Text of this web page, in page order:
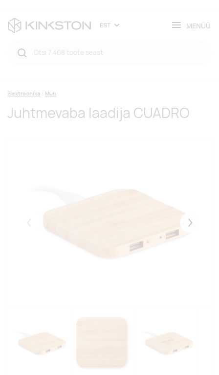
EST MENÜÜ
Elektroonika Muu
Juhtmevaba laadija CUADRO